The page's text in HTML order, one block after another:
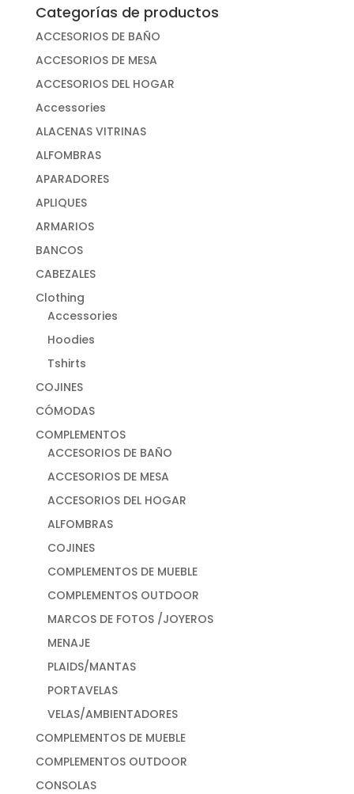
Categorías de productos
ACCESORIOS DE BAÑO
ACCESORIOS DE MESA
ACCESORIOS DEL HOGAR
Accessories
ALACENAS VITRINAS
ALFOMBRAS
APARADORES
APLIQUES
ARMARIOS
BANCOS
CABEZALES
Clothing
Accessories
Hoodies
Tshirts
COJINES
CÓMODAS
COMPLEMENTOS
ACCESORIOS DE BAÑO
ACCESORIOS DE MESA
ACCESORIOS DEL HOGAR
ALFOMBRAS
COJINES
COMPLEMENTOS DE MUEBLE
COMPLEMENTOS OUTDOOR
MARCOS DE FOTOS /JOYEROS
MENAJE
PLAIDS/MANTAS
PORTAVELAS
VELAS/AMBIENTADORES
COMPLEMENTOS DE MUEBLE
COMPLEMENTOS OUTDOOR
CONSOLAS